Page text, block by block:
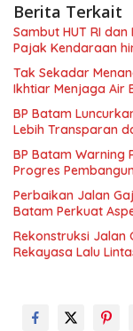
Berita Terkait
Sambut HUT RI
Pajak Kendaraan
Tak Sekadar
Ikhtiar Menjaga Air
BP Batam
Lebih Transparan
BP Batam Warning
Progres
Perbaikan Jalan
Batam Perkuat
Rekonstruksi Jalan
Rekayasa Lalu